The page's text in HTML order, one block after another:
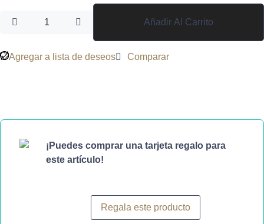
Añadir Al Carrito
Agregar a lista de deseos Comparar
¡Puedes comprar una tarjeta regalo para
este artículo!
Regala este producto